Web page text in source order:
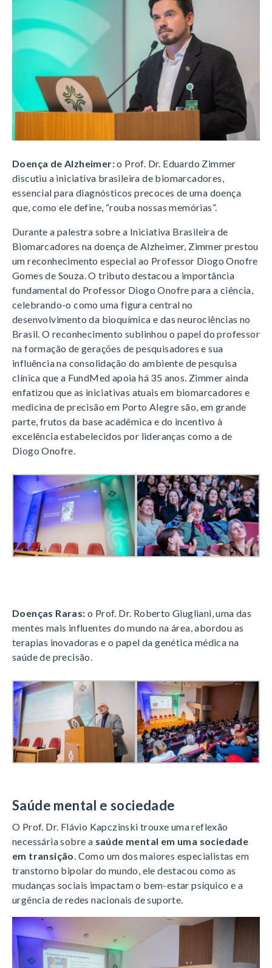
Doença de Alzheimer:o Prof. Dr. Eduardo Zimmer
discutiu a iniciativa brasileira de biomarcadores,
essencial para diagnósticos precoces de uma doença
que, como ele define, “rouba nossas memórias”.
Durante a palestra sobre a Iniciativa Brasileira de
Biomarcadores na doença de Alzheimer, Zimmer prestou
um reconhecimento especial ao Professor Diogo Onofre
Gomes de Souza. O tributo destacou a importância
fundamental do Professor Diogo Onofre para a ciência,
celebrando-o como uma figura central no
desenvolvimento da bioquímica e das neurociências no
Brasil. O reconhecimento sublinhou o papel do professor
na formação de gerações de pesquisadores e sua
influência na consolidação do ambiente de pesquisa
clínica que a FundMed apoia há 35 anos. Zimmer ainda
enfatizou que as iniciativas atuais em biomarcadores e
medicina de precisão em Porto Alegre são, em grande
parte, frutos da base acadêmica e do incentivo à
excelência estabelecidos por lideranças como a de
Diogo Onofre.
Doenças Raras: o Prof. Dr. Roberto Giugliani, uma das
mentes mais influentes do mundo na área, abordou as
terapias inovadoras e o papel da genética médica na
saúde de precisão.
Saúde mental e sociedade
O Prof. Dr. Flávio Kapczinski trouxe uma reflexão
necessária sobre a saúde mental em uma sociedade
em transição. Como um dos maiores especialistas em
transtorno bipolar do mundo, ele destacou como as
mudanças sociais impactam o bem-estar psíquico e a
urgência de redes nacionais de suporte.